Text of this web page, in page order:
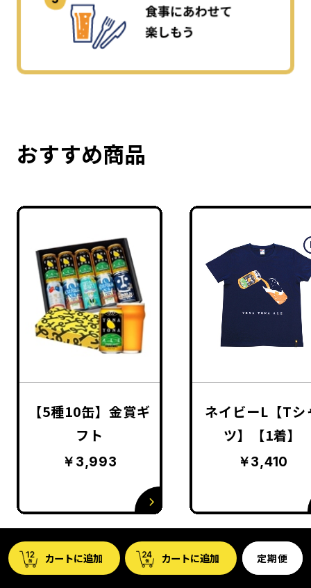
定期便
おすすめ商品
【5種10缶】金賞ギ
フト
￥3,993
ネイビーL【Tシ
ツ】【1着】
￥3,410